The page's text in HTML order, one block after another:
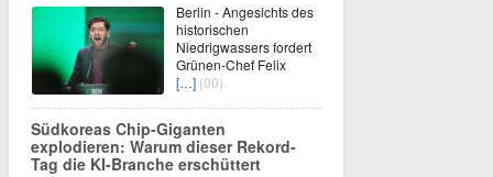
Berlin - Angesichts des
historischen
Niedrigwassers fordert
Grünen-Chef Felix
[…] (00)
Südkoreas Chip-Giganten
explodieren: Warum dieser Rekord-
Tag die KI-Branche erschüttert